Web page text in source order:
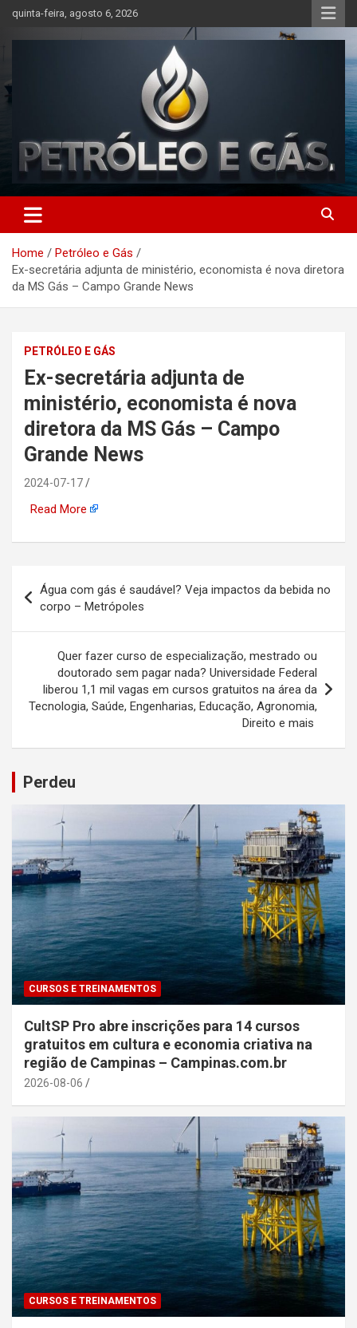
content
quinta-feira, agosto 6, 2026
Petróleo e Gás | Últimas
notícias relacionadas a
petróleo, gás, vagas de
emprego, energia, setor
tecnologia, indústria
automotiva, mineração,
indústria naval, etc
Home
Petróleo e Gás
Ex-secretária adjunta de ministério, economista é nova diretora
da MS Gás – Campo Grande News
PETRÓLEO E GÁS
Ex-secretária adjunta de
ministério, economista é nova
diretora da MS Gás – Campo
Grande News
2024-07-17
Read More
Navegação
de
Post
Água com gás é saudável? Veja impactos da bebida no
corpo – Metrópoles
Quer fazer curso de especialização, mestrado ou
doutorado sem pagar nada? Universidade Federal
liberou 1,1 mil vagas em cursos gratuitos na área da
Tecnologia, Saúde, Engenharias, Educação, Agronomia,
Direito e mais
Perdeu
CURSOS E TREINAMENTOS
CultSP Pro abre inscrições para 14 cursos
gratuitos em cultura e economia criativa na
região de Campinas – Campinas.com.br
2026-08-06
CURSOS E TREINAMENTOS